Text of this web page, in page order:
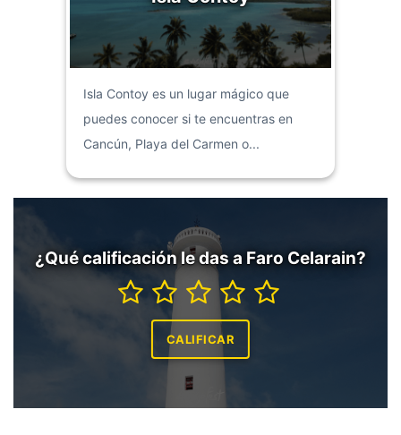
Isla Contoy es un lugar mágico que
puedes conocer si te encuentras en
Cancún, Playa del Carmen o...
¿Qué calificación le das a Faro Celarain?